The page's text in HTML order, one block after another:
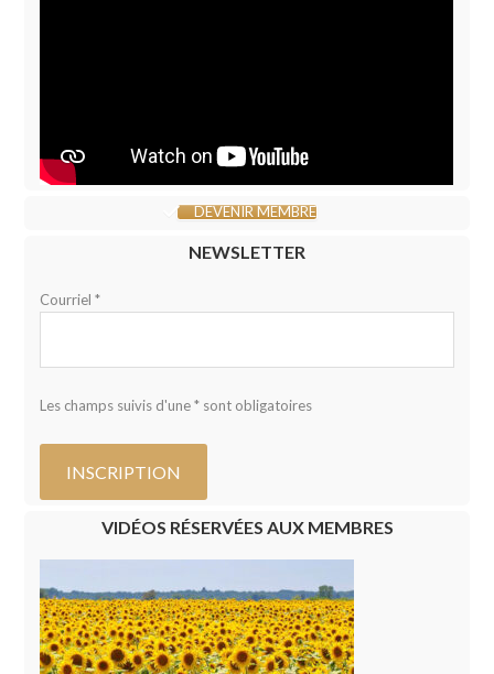
DEVENIR MEMBRE
NEWSLETTER
Courriel *
Les champs suivis d'une * sont obligatoires
VIDÉOS RÉSERVÉES AUX MEMBRES